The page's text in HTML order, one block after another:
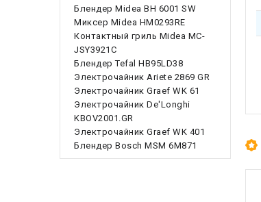
Блендер Midea BH 6001 SW
Миксер Midea HM0293RE
Контактный гриль Midea MC-
JSY3921C
Блендер Tefal HB95LD38
Электрочайник Ariete 2869 GR
Электрочайник Graef WK 61
Электрочайник De'Longhi
KBOV2001.GR
Электрочайник Graef WK 401
Блендер Bosch MSM 6M871